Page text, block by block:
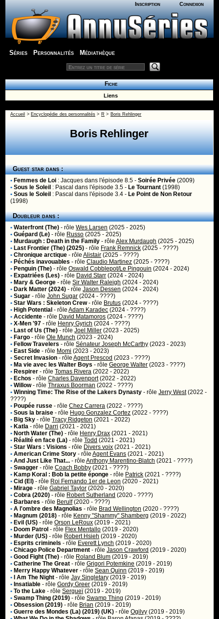
Inscription Connexion
Séries Personnalités Médiathèque
Fiche
Liens
Accueil > Encyclopédie des personnalités > R > Boris Rehlinger
Boris Rehlinger
Guest star dans :
• Femmes de Loi :Jacques dans l'épisode 8.5 -Soirée Privée (2009)
• Sous le Soleil : Pascal dans l'épisode 3.5 - Le Tournant (1998)
• Sous le Soleil : Pascal dans l'épisode 3.4 - Le Point de Non Retour
(1998)
Doubleur dans :
• Waterfront (The) - rôleWes Larsen (2025 - 2025)
• Guépard (Le) - rôle Russo (2025 - 2025)
• Murdaugh : Death in the Family - rôleAlex Murdaugh (2025 - 2025)
• Last Frontier (The) (2025) - rôle Frank Remnick (2025 - ????)
• Chronique arctique - rôleAlistair (2025 - ????)
• Péchés inavouables - rôleClaudio Martinez (2025 - ????)
• Penguin (The) - rôleOswald Cobblepot/Le Pingouin (2024 - 2024)
• Expatriées (Les) - rôle David Starr (2024 - 2024)
• Mary & George - rôleSir Walter Raleigh (2024 - 2024)
• Dark Matter (2024) - rôleJason Dessen (2024 - 2024)
• Sugar - rôleJohn Sugar (2024 - ????)
• Star Wars : Skeleton Crew- rôle Brutus (2024 - ????)
• High Potential - rôleAdam Karadec (2024 - ????)
• Accidente - rôle David Matamoros (2024 - ????)
• X-Men '97 - rôle Henry Gyrich (2024 - ????)
• Last of Us (The) - rôleJoel Miller (2023 - 2025)
• Fargo - rôleOle Munch (2023 - 2024)
• Fellow Travelers - rôleSénateur Joseph McCarthy (2023 - 2023)
• East Side - rôle Momi (2023 - 2023)
• Secret Invasion - rôleAgent Prescod (2023 - ????)
• Ma vie avec les Walter Boys - rôleGeorge Walter (2023 - ????)
• Respirer - rôleTomas Rivera (2022 - 2022)
• Echos - rôleCharles Davenport(2022 - 2022)
• Willow- rôleThraxus Boorman (2022 - ????)
• Winning Time: The Rise of the Lakers Dynasty - rôleJerry West(2022 -
????)
• Poupée russe - rôleChez Carrera (2022 - ????)
• Sous la braise - rôle Hugo Gonzalez Cortez (2022 - ????)
• Big Sky - rôleTracy Ridgeton (2021 - 2022)
• Katla - rôle Darri (2021 - 2021)
• North Water (The) - rôle Henry Drax (2021 - 2021)
• Réalité en face (La) - rôleTodd (2021 - 2021)
• Star Wars : Visions - rôle Divers voix (2021 - 2021)
• American Crime Story - rôleAgent Evans (2021 - 2021)
• And Just Like That... - rôleAnthony Marentino-Blatch (2021 - ????)
• Swagger - rôleCoach Bobby (2021 - ????)
• Kamp Koral : Bob la petite éponge - rôle Patrick (2021 - ????)
• Cid (El) - rôle Roi Fernando 1er de Leon (2020 - 2021)
• Mirage - rôleGabriel Taylor (2020 - 2020)
• Cobra (2020) - rôle Robert Sutherland (2020 - ????)
• Barbares - rôle Berulf(2020 - ????)
• A l'ombre des Magnolias - rôle Brad Wellington (2020 - ????)
• Magnum (2018) - rôle Kenny "Shammy" Shamberg (2019 - 2022)
• Evil (US) - rôleOrson LeRoux (2019 - 2021)
• Doom Patrol - rôle Flex Mentallo (2019 - 2020)
• Murder (US) - rôle Robert Hsieh (2019 - 2020)
• Esprits criminels - rôle Everett Lynch (2019 - 2020)
• Chicago Police Department - rôleJason Crawford (2019 - 2020)
• Good Fight (The) - rôle Roland Blum (2019 - 2019)
• Catherine The Great - rôleGrigori Potemkine (2019 - 2019)
• Merry Happy Whatever - rôleSean Quinn (2019 - 2019)
•
I Am The Night - rôleJay Singletary (2019 - 2019)
• Insatiable - rôleGordy Greer (2019 - 2019)
• To the Lake - rôleSergueï(2019 - 2019)
• Swamp Thing (2019) - rôleSwamp Thing (2019 - 2019)
• Obsession (2019) - rôle Brian (2019 - 2019)
• Guerre des Mondes (La) (2019) (UK) - rôleOgilvy (2019 - 2019)